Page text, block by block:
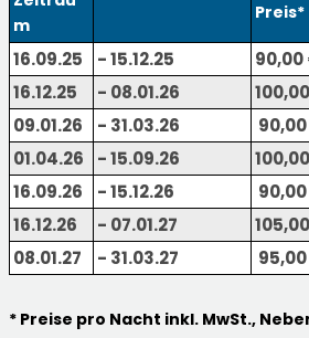
m
Preis*
16.09.25 - 15.12.25 90,00
16.12.25
- 08.01.26
09.01.26
- 31.03.26
01.04.26
- 15.09.26
16.09.26
- 15.12.26
16.12.26
- 07.01.27
08.01.27
- 31.03.27
* Preise pro Nacht inkl. MwSt.,